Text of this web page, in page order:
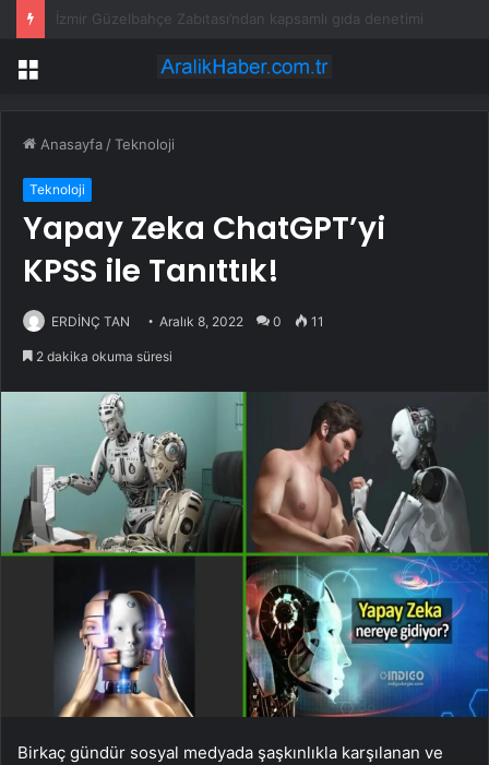
Menü
Anasayfa /Teknoloji
Teknoloji
Yapay Zeka ChatGPT’yi
KPSS ile Tanıttık!
ERDİNÇ TAN Aralık 8, 2022 0 11
2 dakika okuma süresi
Birkaç gündür sosyal medyada şaşkınlıkla karşılanan ve